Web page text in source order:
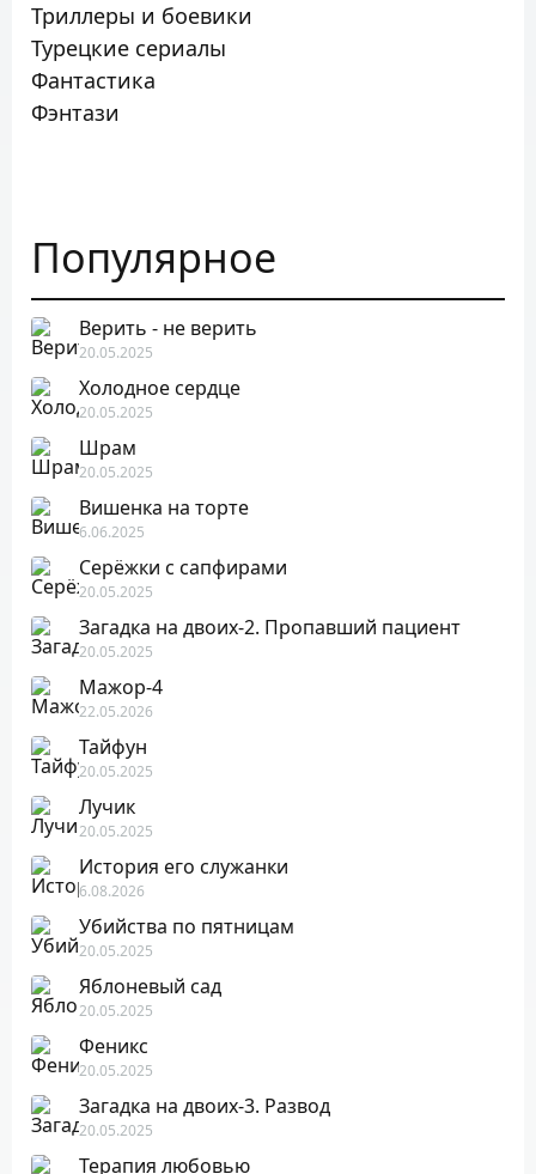
Триллеры и боевики
Турецкие сериалы
Фантастика
Фэнтази
Популярное
Верить - не верить
20.05.2025
Холодное сердце
20.05.2025
Шрам
20.05.2025
Вишенка на торте
6.06.2025
Серёжки с сапфирами
20.05.2025
Загадка на двоих-2. Пропавший пациент
20.05.2025
Мажор-4
22.05.2026
Тайфун
20.05.2025
Лучик
20.05.2025
История его служанки
6.08.2026
Убийства по пятницам
20.05.2025
Яблоневый сад
20.05.2025
Феникс
20.05.2025
Загадка на двоих-3. Развод
20.05.2025
Терапия любовью